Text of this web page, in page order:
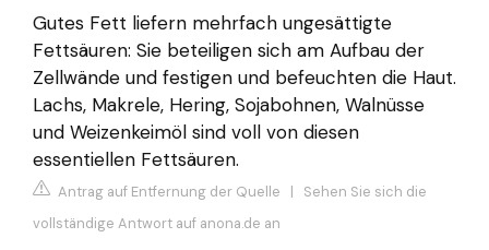
Gutes Fett liefern mehrfach ungesättigte
Fettsäuren: Sie beteiligen sich am Aufbau der
Zellwände und festigen und befeuchten die Haut.
Lachs, Makrele, Hering, Sojabohnen, Walnüsse
und Weizenkeimöl sind voll von diesen
essentiellen Fettsäuren.
Antrag auf Entfernung der Quelle | Sehen Sie sich die
vollständige Antwort auf anona.de an